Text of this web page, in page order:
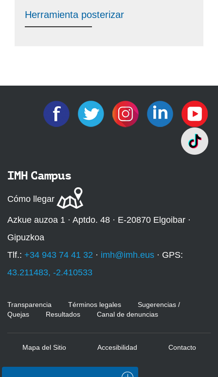
Herramienta posterizar
IMH Campus
Cómo llegar
Azkue auzoa 1 · Aptdo. 48 · E-20870 Elgoibar ·
Gipuzkoa
Tlf.: +34 943 74 41 32 · imh@imh.eus · GPS:
43.211483, -2.410533
Transparencia Términos legales
Sugerencias /
Quejas
Resultados Canal de denuncias
Mapa del Sitio Accesibilidad Contacto